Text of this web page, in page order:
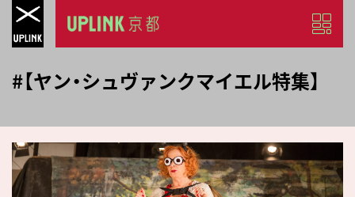
#【ヤン・シュヴァンクマイエル特集】